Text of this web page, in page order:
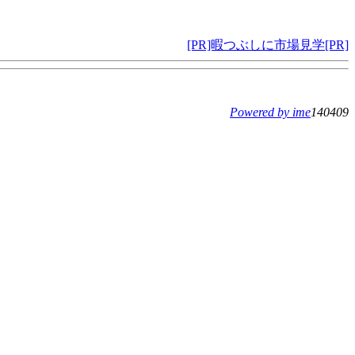
[PR]暇つぶしに市場見学[PR]
Powered by ime140409